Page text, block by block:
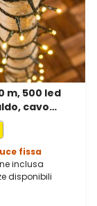
m, 500 led
cavo
fissa
inclusa
disponibili